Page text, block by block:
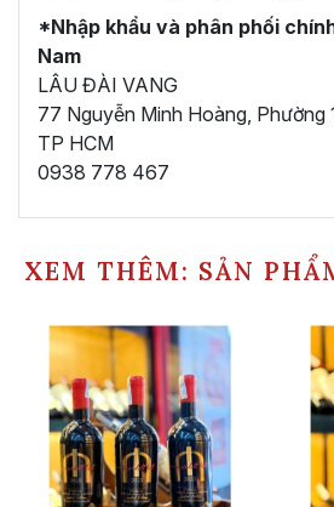
*Nhập khẩu và phân phối
Nam
LÂU ĐÀI VANG
77 Nguyễn Minh Hoàng, Phường
TP HCM
0938 778 467
XEM THÊM: SẢN